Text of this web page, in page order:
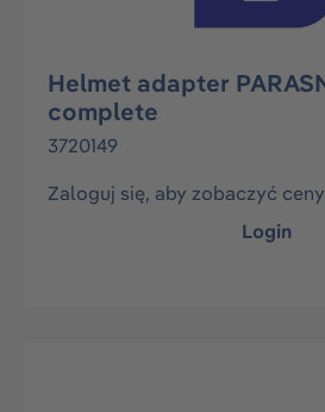
Helmet adapter
complete
3720149
Zaloguj się, aby zobaczyć ceny
Login